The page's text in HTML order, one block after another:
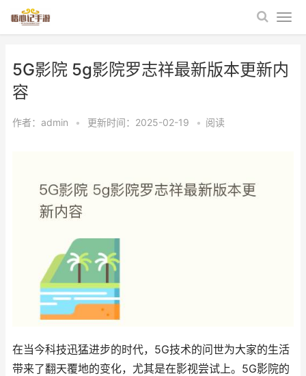
5G影院 5g影院罗志祥最新版本更新内
容
作者： admin • 更新时间：2025-02-19 • 阅读
在当今科技迅猛进步的时代，5G技术的问世为大家的生活
带来了翻天覆地的变化，尤其是在影视尝试上。5G影院的